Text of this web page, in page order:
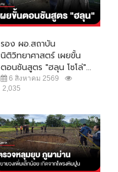
รอง ผอ.สถาบัน
นิติวิทยาศาสตร์ เผยขั้น
ตอนชันสูตร "ฮลุน โซโล่"...
6 สิงหาคม 2569
2,035